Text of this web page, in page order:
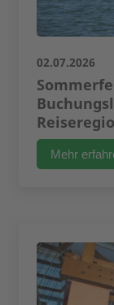
02.07.2026
Mehr